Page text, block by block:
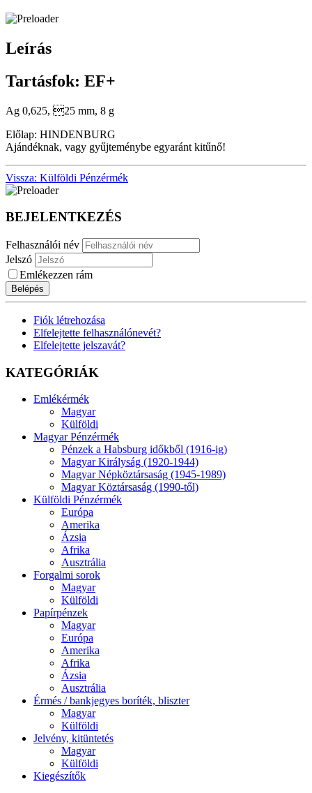
Leírás
Tartásfok: EF+
Ag 0,625, 25 mm, 8 g
Előlap: HINDENBURG
Ajándéknak, vagy gyűjteménybe egyaránt kitűnő!
Vissza: Külföldi Pénzérmék
BEJELENTKEZÉS
Felhasználói név
Jelszó
Emlékezzen rám
Belépés
Fiók létrehozása
Elfelejtette felhasználónevét?
Elfelejtette jelszavát?
KATEGÓRIÁK
Emlékérmék
Magyar
Külföldi
Magyar Pénzérmék
Pénzek a Habsburg időkből (1916-ig)
Magyar Királyság (1920-1944)
Magyar Népköztársaság (1945-1989)
Magyar Köztársaság (1990-től)
Külföldi Pénzérmék
Európa
Amerika
Ázsia
Afrika
Ausztrália
Forgalmi sorok
Magyar
Külföldi
Papírpénzek
Magyar
Európa
Amerika
Afrika
Ázsia
Ausztrália
Érmés / bankjegyes boríték, bliszter
Magyar
Külföldi
Jelvény, kitüntetés
Magyar
Külföldi
Kiegészítők